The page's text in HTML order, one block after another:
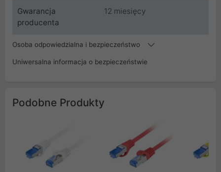
Gwarancja
producenta
12 miesięcy
Osoba odpowiedzialna i bezpieczeństwo
Uniwersalna informacja o bezpieczeństwie
Podobne Produkty